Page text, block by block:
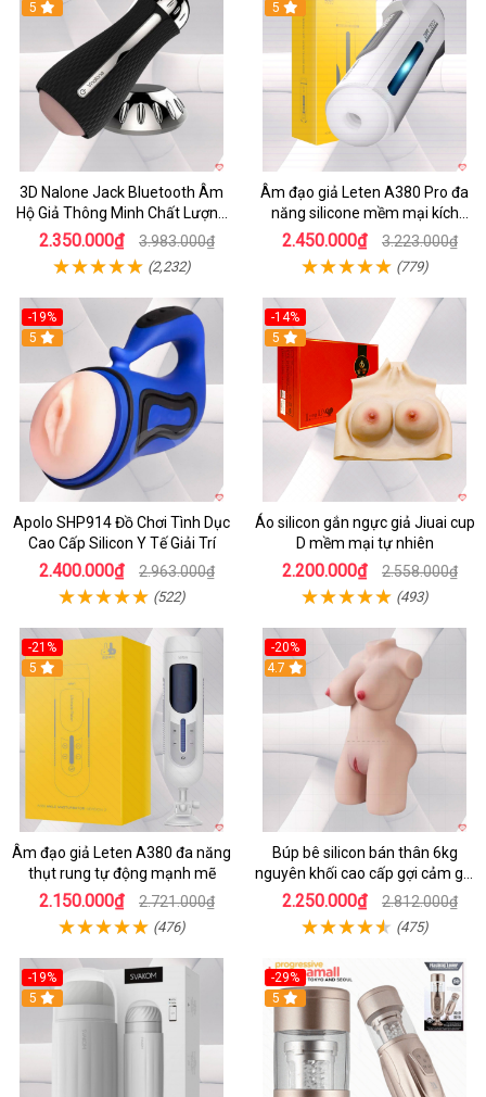
5
3D Nalone Jack Bluetooth Âm
Hộ Giả Thông Minh Chất Lượng
Cao
2.350.000₫ 3.983.000₫
(2,232)
5
Âm đạo giả Leten A380 Pro đa
năng silicone mềm mại kích
thích mạnh mẽ
2.450.000₫ 3.223.000₫
(779)
-19%
5
Apolo SHP914 Đồ Chơi Tình Dục
Cao Cấp Silicon Y Tế Giải Trí
2.400.000₫ 2.963.000₫
(522)
-14%
5
Áo silicon gắn ngực giả Jiuai cup
D mềm mại tự nhiên
2.200.000₫ 2.558.000₫
(493)
-21%
5
Âm đạo giả Leten A380 đa năng
thụt rung tự động mạnh mẽ
2.150.000₫ 2.721.000₫
(476)
-20%
4.7
Búp bê silicon bán thân 6kg
nguyên khối cao cấp gợi cảm giá
tốt
2.250.000₫ 2.812.000₫
(475)
-19%
5
-29%
5